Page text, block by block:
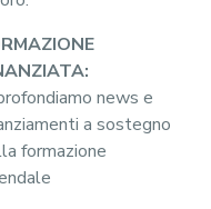
news e
a sostegno
formazione